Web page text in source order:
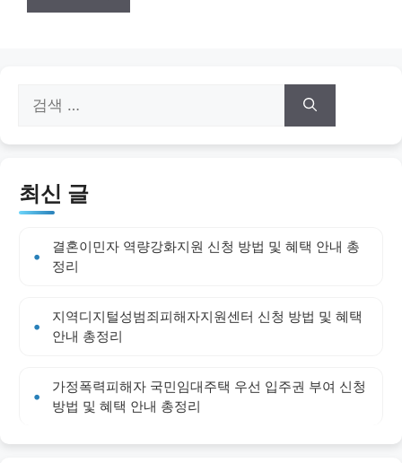
색:
최신 글
결혼이민자 역량강화지원 신청 방법 및 혜택 안내 총
정리
지역디지털성범죄피해자지원센터 신청 방법 및 혜택
안내 총정리
가정폭력피해자 국민임대주택 우선 입주권 부여 신청
방법 및 혜택 안내 총정리